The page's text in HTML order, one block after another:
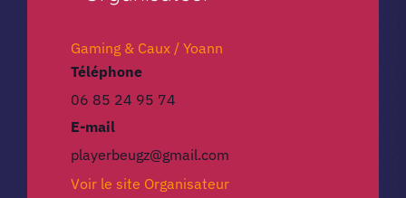
Gaming & Caux / Yoann
Téléphone
06 85 24 95 74
E-mail
playerbeugz@gmail.com
Voir le site Organisateur